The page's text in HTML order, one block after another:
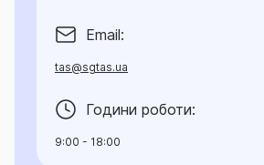
Email:
tas@sgtas.ua
Години роботи:
9:00 - 18:00